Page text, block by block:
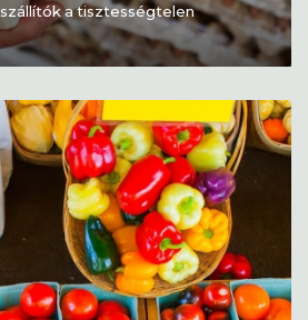
a tisztességtelen